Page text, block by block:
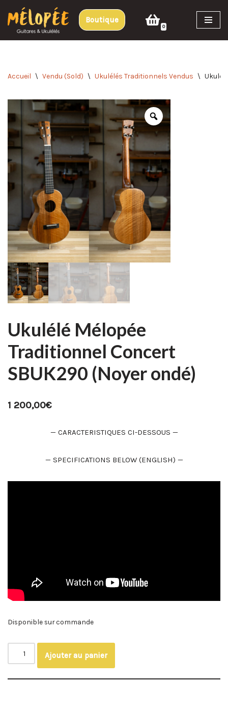
Aller
au
Boutique
0
Accueil \ Vendu (Sold) \ Ukulélés Traditionnels Vendus \
Ukulélé Mélopée
Traditionnel Concert
SBUK290 (Noyer ondé)
1 200,00€
— CARACTERISTIQUES CI-DESSOUS —
— SPECIFICATIONS BELOW (ENGLISH) —
Disponible sur commande
Ajouter au panier